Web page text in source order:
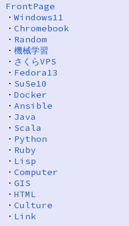
FrontPage
・Windows11
・ Chromebook
・ Random
・ 機械学習
・ さくらVPS
・ Fedora13
・ SuSe10
・ Docker
・ Ansible
・ Java
・ Scala
・ Python
・ Ruby
・ Lisp
・ Computer
・ GIS
・ HTML
・ Culture
・ Link